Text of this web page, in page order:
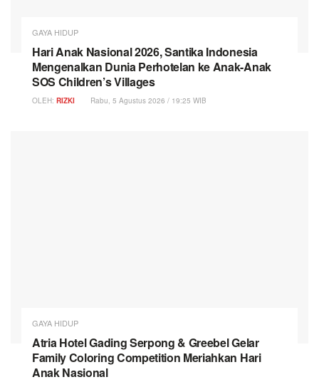
GAYA HIDUP
Hari Anak Nasional 2026, Santika Indonesia
Mengenalkan Dunia Perhotelan ke Anak-Anak
SOS Children’s Villages
OLEH: RIZKI Rabu, 5 Agustus 2026 / 19:25 WIB
GAYA HIDUP
Atria Hotel Gading Serpong & Greebel Gelar
Family Coloring Competition Meriahkan Hari
Anak Nasional